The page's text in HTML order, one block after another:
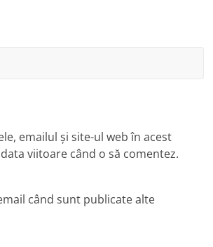
emailul și site-ul web în acest
viitoare când o să comentez.
când sunt publicate alte